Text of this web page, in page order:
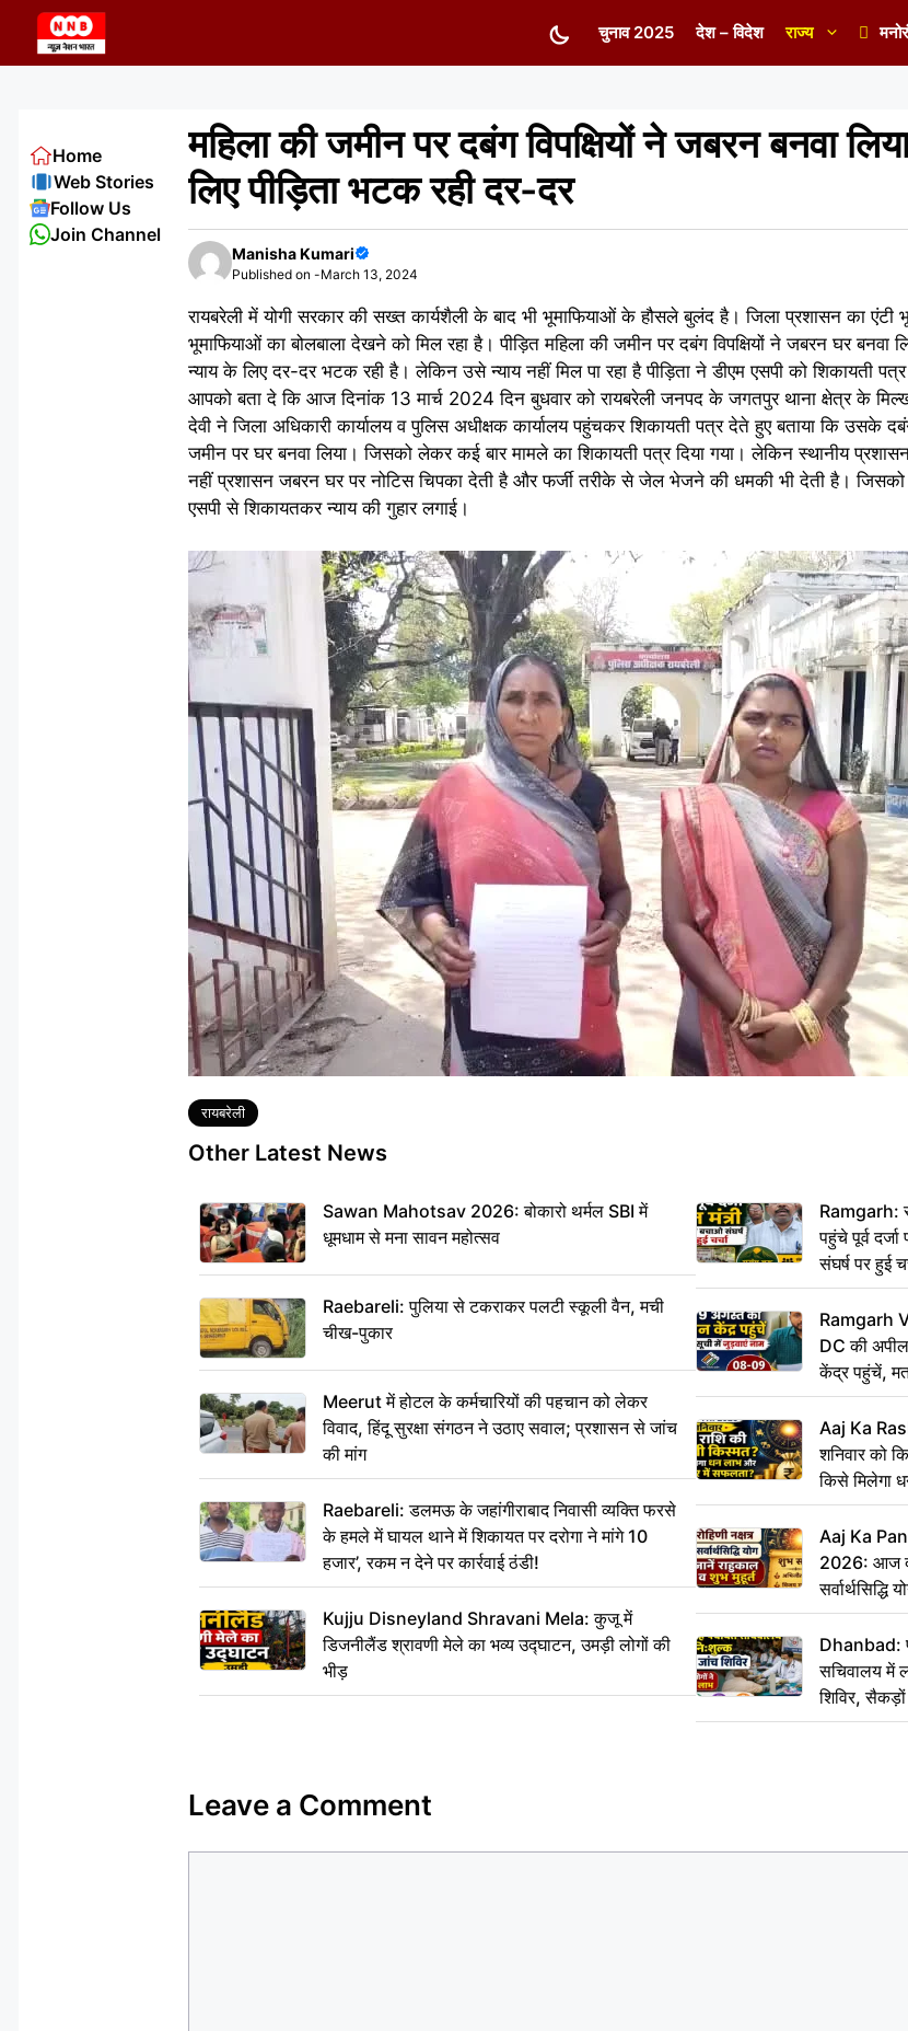
content
चुनाव 2025 देश – विदेश राज्य
महिला की जमीन पर दबंग विपक्षियों ने जबरन बनवा
लिए पीड़िता भटक रही दर-दर
Manisha Kumari
Published on -March 13, 2024
रायबरेली में योगी सरकार की सख्त कार्यशैली के बाद भी भूमाफियाओं के हौसले बुलंद है। जिला प्रशासन का एंटी
भूमाफियाओं का बोलबाला देखने को मिल रहा है। पीड़ित महिला की जमीन पर दबंग विपक्षियों ने जबरन घर बनवा
न्याय के लिए दर-दर भटक रही है। लेकिन उसे न्याय नहीं मिल पा रहा है पीड़िता ने डीएम एसपी को शिकायती
आपको बता दे कि आज दिनांक 13 मार्च 2024 दिन बुधवार को रायबरेली जनपद के जगतपुर थाना क्षेत्र के
देवी ने जिला अधिकारी कार्यालय व पुलिस अधीक्षक कार्यालय पहुंचकर शिकायती पत्र देते हुए बताया कि उसके
जमीन पर घर बनवा लिया। जिसको लेकर कई बार मामले का शिकायती पत्र दिया गया। लेकिन स्थानीय
नहीं प्रशासन जबरन घर पर नोटिस चिपका देती है और फर्जी तरीके से जेल भेजने की धमकी भी देती है।
एसपी से शिकायतकर न्याय की गुहार लगाई।
Tags
रायबरेली
Other Latest News
Sawan Mahotsav 2026: बोकारो थर्मल SBI में
धूमधाम से मना सावन महोत्सव
Raebareli: पुलिया से टकराकर पलटी स्कूली वैन, मची
चीख-पुकार
Meerut में होटल के कर्मचारियों की पहचान को लेकर
विवाद, हिंदू सुरक्षा संगठन ने उठाए सवाल; प्रशासन से जांच
की मांग
Raebareli: डलमऊ के जहांगीराबाद निवासी व्यक्ति फरसे
के हमले में घायल थाने में शिकायत पर दरोगा ने मांगे 10
हजार’, रकम न देने पर कार्रवाई ठंडी!
Kujju Disneyland Shravani Mela: कुजू में
डिजनीलैंड श्रावणी मेले का भव्य उद्घाटन, उमड़ी लोगों की
भीड़
Ramgarh:
पहुंचे पूर्व
संघर्ष पर हुई
Ramgarh
DC की
केंद्र पहुंचें,
Aaj Ka
शनिवार को
किसे मिलेगा
Aaj Ka
2026: आज
Dhanbad:
सचिवालय में
शिविर, सैकड़ों
Leave a Comment
Home
Web Stories
Follow Us
Join Channel